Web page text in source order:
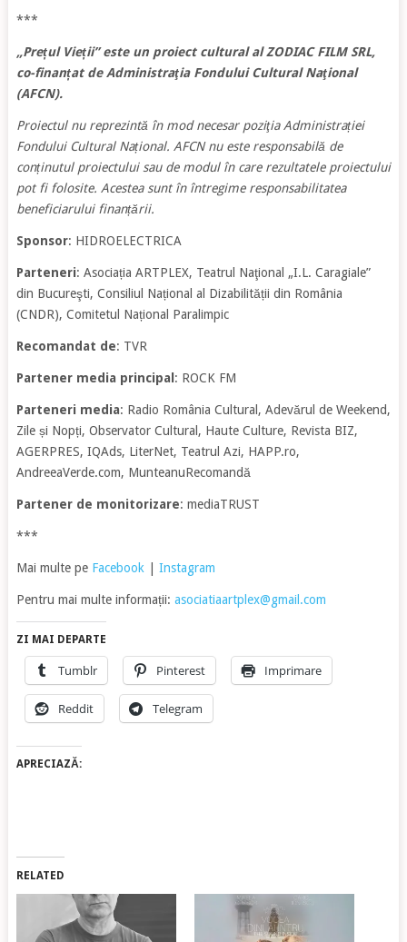
***
„Prețul Vieții” este un proiect cultural al ZODIAC FILM SRL,
co-finanțat de Administraţia Fondului Cultural Naţional
(AFCN).
Proiectul nu reprezintă în mod necesar poziţia Administrației
Fondului Cultural Național. AFCN nu este responsabilă de
conținutul proiectului sau de modul în care rezultatele proiectului
pot fi folosite. Acestea sunt în întregime responsabilitatea
beneficiarului finanțării.
Sponsor: HIDROELECTRICA
Parteneri: Asociația ARTPLEX, Teatrul Naţional „I.L. Caragiale”
din Bucureşti, Consiliul Național al Dizabilității din România
(CNDR), Comitetul Național Paralimpic
Recomandat de: TVR
Partener media principal : ROCK FM
Parteneri media: Radio România Cultural, Adevărul de Weekend,
Zile și Nopți, Observator Cultural, Haute Culture, Revista BIZ,
AGERPRES, IQAds, LiterNet, Teatrul Azi, HAPP.ro,
AndreeaVerde.com, MunteanuRecomandă
Partener de monitorizare: mediaTRUST
***
Mai multe peFacebook Instagram
Pentru mai multe informații: asociatiaartplex@gmail.com
ZI MAI DEPARTE
Tumblr Pinterest Imprimare
Reddit Telegram
APRECIAZĂ:
RELATED